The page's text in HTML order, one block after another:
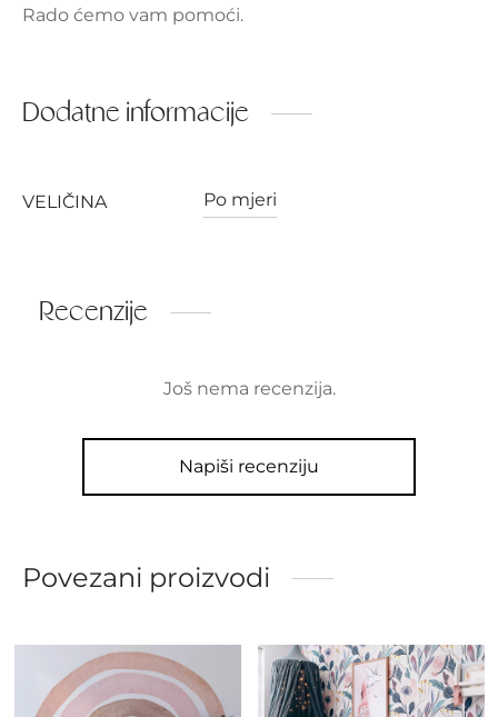
Rado ćemo vam pomoći.
Dodatne informacije
VELIČINA Po mjeri
Recenzije
Još nema recenzija.
Napiši recenziju
Povezani proizvodi